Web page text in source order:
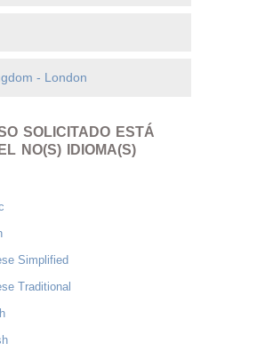
- London
SOLICITADO ESTÁ
NO(S) IDIOMA(S)
Simplified
Traditional